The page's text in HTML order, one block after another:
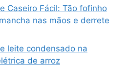
Caseiro Fácil: Tão fofinho
nas mãos e derrete
leite condensado na
de arroz